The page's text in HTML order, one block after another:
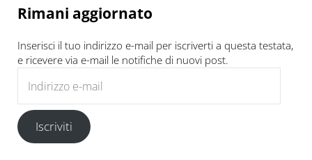
Rimani aggiornato
Inserisci il tuo indirizzo e-mail per iscriverti a questa testata,
e ricevere via e-mail le notifiche di nuovi post.
Iscriviti